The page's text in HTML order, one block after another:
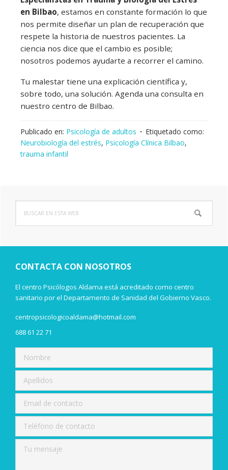
en Bilbao, estamos en constante formación lo que
nos permite diseñar un plan de recuperación que
respete la historia de nuestros pacientes. La
ciencia nos dice que el cambio es posible;
nosotros podemos ayudarte a recorrer el camino.
Tu malestar tiene una explicación científica y,
sobre todo, una solución. Agenda una consulta en
nuestro centro de Bilbao.
Publicado en: Psicología de adultos
Etiquetado como:
Neurobiología del estrés, Psicología Clínica Bilbao,
trauma infantil
Barra
lateral
principal
esta
CONTACTA CON NOSOTROS
El centro Psicólogos Aldama está acreditado como centro
sanitario por el Departamento de Sanidad del Gobierno Vasco.
centropsicologicoaldama@hotmail.com
688 61 22 71